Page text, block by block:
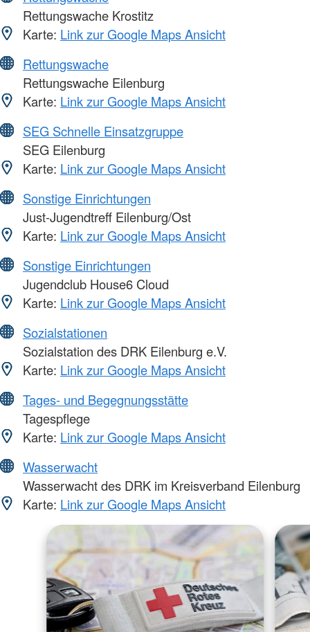
Rettungswache Krostitz
Karte: Link zur Google Maps Ansicht
Rettungswache
Rettungswache Eilenburg
Karte: Link zur Google Maps Ansicht
SEG Schnelle Einsatzgruppe
SEG Eilenburg
Karte: Link zur Google Maps Ansicht
Sonstige Einrichtungen
Just-Jugendtreff Eilenburg/Ost
Karte: Link zur Google Maps Ansicht
Sonstige Einrichtungen
Jugendclub House6 Cloud
Karte: Link zur Google Maps Ansicht
Sozialstationen
Sozialstation des DRK Eilenburg e.V.
Karte: Link zur Google Maps Ansicht
Tages- und Begegnungsstätte
Tagespflege
Karte: Link zur Google Maps Ansicht
Wasserwacht
Wasserwacht des DRK im Kreisverband Eilenburg
Karte: Link zur Google Maps Ansicht